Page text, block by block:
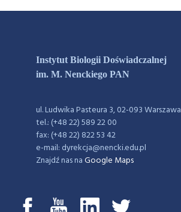
Instytut Biologii Doświadczalnej
im. M. Nenckiego PAN
ul. Ludwika Pasteura 3, 02-093 Warszawa
tel.: (+48 22) 589 22 00
fax: (+48 22) 822 53 42
e-mail: dyrekcja@nencki.edu.pl
Znajdź nas naGoogle Maps